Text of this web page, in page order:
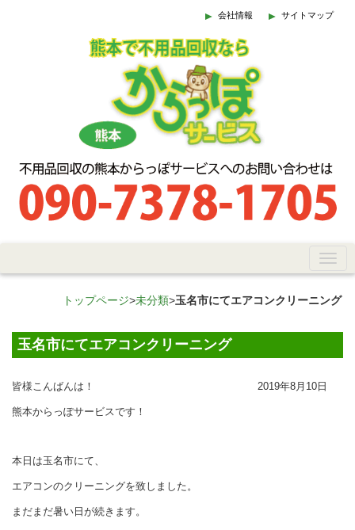
会社情報 サイトマップ
トップページ>未分類>玉名市にてエアコンクリーニング
玉名市にてエアコンクリーニング
2019年8月10日
皆様こんばんは！
熊本からっぽサービスです！
本日は玉名市にて、
エアコンのクリーニングを致しました。
まだまだ暑い日が続きます。